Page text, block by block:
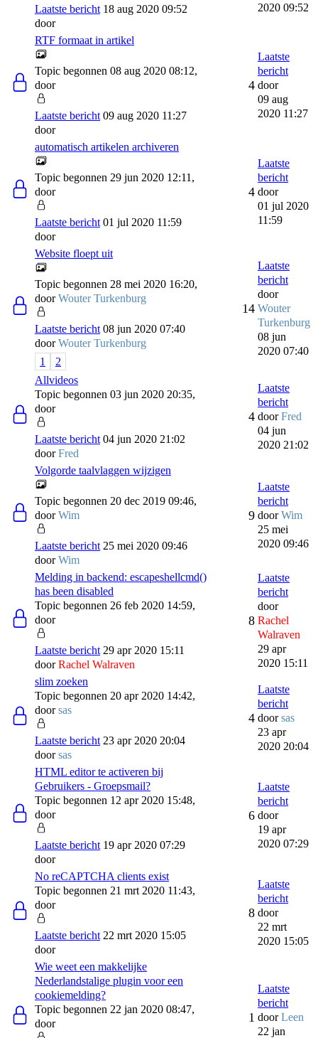
Laatste bericht 18 aug 2020 09:52
door
2020 09:52
RTF formaat in artikel
Topic begonnen 08 aug 2020 08:12,
door
Laatste bericht 09 aug 2020 11:27
door
4
Laatste
bericht
door
09 aug
2020 11:27
automatisch artikelen archiveren
Topic begonnen 29 jun 2020 12:11,
door
Laatste bericht 01 jul 2020 11:59
door
4
Laatste
bericht
door
01 jul 2020
11:59
Website floept uit
Topic begonnen 28 mei 2020 16:20,
doorWouter Turkenburg
Laatste bericht 08 jun 2020 07:40
doorWouter Turkenburg
1
2
14
Laatste
bericht
door
Wouter
Turkenburg
08 jun
2020 07:40
Allvideos
Topic begonnen 03 jun 2020 20:35,
door
Laatste bericht 04 jun 2020 21:02
doorFred
4
Laatste
bericht
doorFred
04 jun
2020 21:02
Volgorde taalvlaggen wijzigen
Topic begonnen 20 dec 2019 09:46,
doorWim
Laatste bericht 25 mei 2020 09:46
doorWim
9
Laatste
bericht
doorWim
25 mei
2020 09:46
Melding in backend: escapeshellcmd()
has been disabled
Topic begonnen 26 feb 2020 14:59,
door
Laatste bericht 29 apr 2020 15:11
doorRachel Walraven
8
Laatste
bericht
door
Rachel
Walraven
29 apr
2020 15:11
slim zoeken
Topic begonnen 20 apr 2020 14:42,
doorsas
Laatste bericht 23 apr 2020 20:04
doorsas
4
Laatste
bericht
doorsas
23 apr
2020 20:04
HTML editor te activeren bij
Gebruikers - Groepsmail?
Topic begonnen 12 apr 2020 15:48,
door
Laatste bericht 19 apr 2020 07:29
door
6
Laatste
bericht
door
19 apr
2020 07:29
No reCAPTCHA clients exist
Topic begonnen 21 mrt 2020 11:43,
door
Laatste bericht 22 mrt 2020 15:05
door
8
Laatste
bericht
door
22 mrt
2020 15:05
Wie weet een makkelijke
Nederlandstalige plugin voor een
cookiemelding?
Topic begonnen 22 jan 2020 08:47,
door
1
Laatste
bericht
doorLeen
22 jan